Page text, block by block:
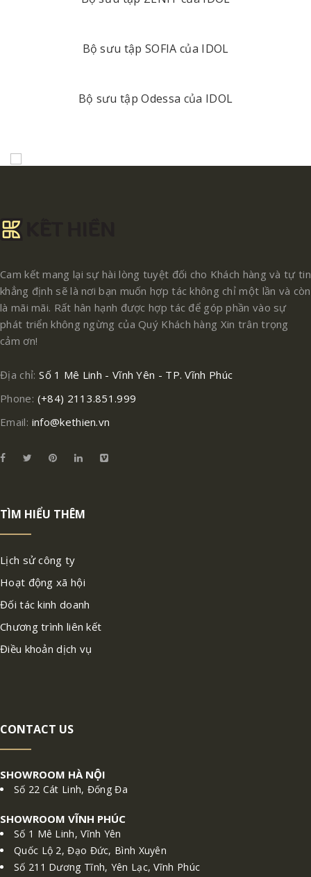
Bộ sưu tập SOFIA của IDOL
Bộ sưu tập Odessa của IDOL
Cam kết mang lại sự hài lòng tuyệt đối cho Khách hàng và tự tin
khẳng định sẽ là nơi bạn muốn hợp tác không chỉ một lần và còn
là mãi mãi. Rất hân hạnh được hợp tác để góp phần vào sự
phát triển không ngừng của Quý Khách hàng Xin trân trọng
cảm ơn!
Địa chỉ: Số 1 Mê Linh - Vĩnh Yên - TP. Vĩnh Phúc
Phone: (+84) 2113.851.999
Email: info@kethien.vn
TÌM HIỂU THÊM
Lịch sử công ty
Hoạt động xã hội
Đối tác kinh doanh
Chương trình liên kết
Điều khoản dịch vụ
CONTACT US
SHOWROOM HÀ NỘI
Số 22 Cát Linh, Đống Đa
SHOWROOM VĨNH PHÚC
Số 1 Mê Linh, Vĩnh Yên
Quốc Lộ 2, Đạo Đức, Bình Xuyên
Số 211 Dương Tĩnh, Yên Lạc, Vĩnh Phúc